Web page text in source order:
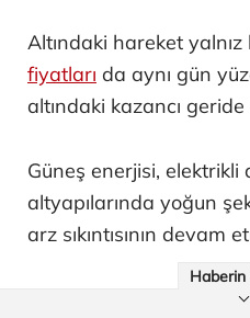
Altındaki hareket yalnız
fiyatları da aynı gün
altındaki kazancı geride
Güneş enerjisi,
altyapılarında yoğun
arz sıkıntısının devam
Haberin